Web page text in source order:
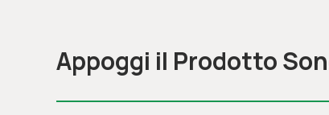
Appoggi il Prodotto